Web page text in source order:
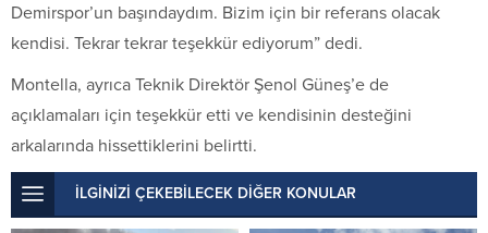
Demirspor’un başındaydım. Bizim için bir referans olacak
kendisi. Tekrar tekrar teşekkür ediyorum” dedi.
Montella, ayrıca Teknik Direktör Şenol Güneş’e de
açıklamaları için teşekkür etti ve kendisinin desteğini
arkalarında hissettiklerini belirtti.
İLGİNİZİ ÇEKEBİLECEK DİĞER KONULAR